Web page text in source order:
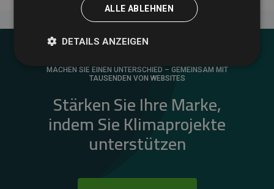
MACHEN SIE EINEN UNTERSCHIED – GEMEINSAM MIT
TAUSENDEN VON WEBSITES
Stärken Sie Ihre Marke,
indem Sie Klimaprojekte
unterstützen
ALLE ABLEHNEN
DETAILS ANZEIGEN